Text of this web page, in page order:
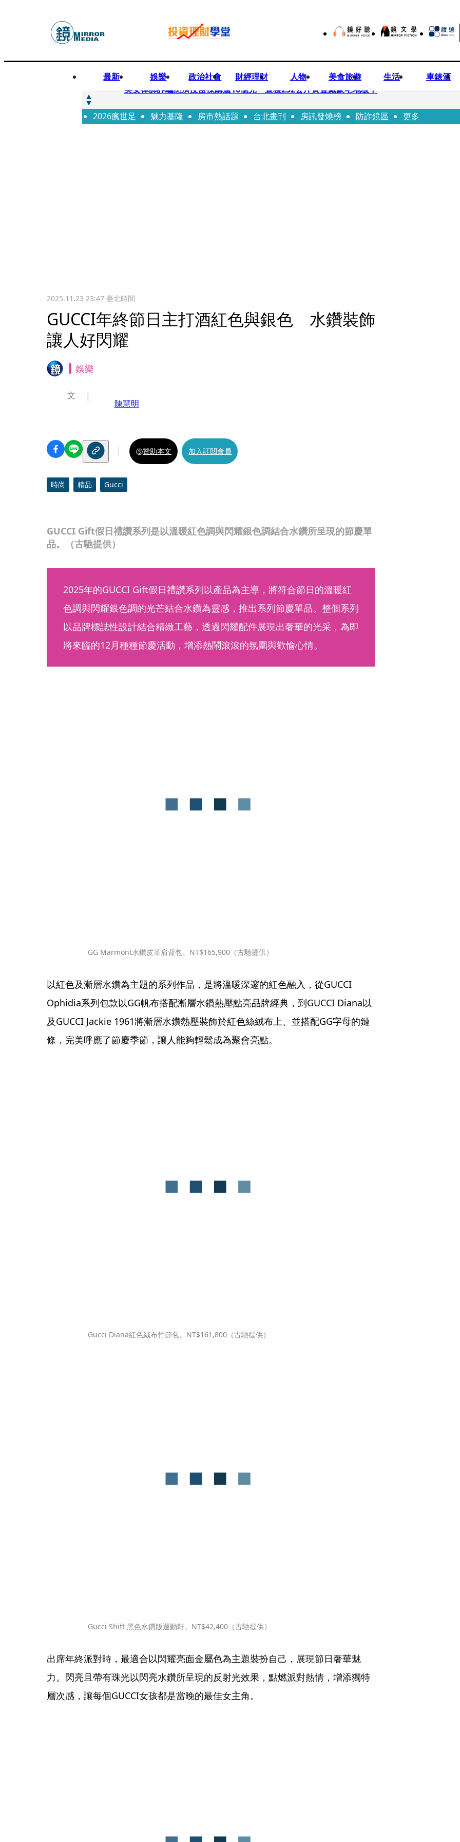
最新 娛樂 政治社會 財經理財 人物 美食旅遊 生活 車錶酒
快訊
美女律師詐騙慈濟疫苗採購逾10億元 查獲232公斤黃金藏豪宅地板下
快訊
才爆「皮克敏」爭議又來！柯文哲生日照撞《VOGUE》 陳智菡遭轟侵權急改圖
2026瘋世足 魅力基隆 房市熱話題 台北畫刊 房訊發燒榜 防詐鏡區 更多
2025.11.23 23:47臺北時間
GUCCI年終節日主打酒紅色與銀色 水鑽裝飾
讓人好閃耀
娛樂
GUCCI Gift假日禮讚系列是以溫暖紅色調與閃耀銀色調結合水鑽所呈現的節慶單
品。（古馳提供）
文
陳慧明
贊助本文 加入訂閱會員
時尚 精品 Gucci
2025年的GUCCI Gift假日禮讚系列以產品為主導，將符合節日的溫暖紅
色調與閃耀銀色調的光芒結合水鑽為靈感，推出系列節慶單品。整個系列
以品牌標誌性設計結合精緻工藝，透過閃耀配件展現出奢華的光采，為即
將來臨的12月種種節慶活動，增添熱鬧滾滾的氛圍與歡愉心情。
GG Marmont水鑽皮革肩背包。NT$165,900（古馳提供）
以紅色及漸層水鑽為主題的系列作品，是將溫暖深邃的紅色融入，從GUCCI
Ophidia系列包款以GG帆布搭配漸層水鑽熱壓點亮品牌經典，到GUCCI Diana以
及GUCCI Jackie 1961將漸層水鑽熱壓裝飾於紅色絲絨布上、並搭配GG字母的鏈
條，完美呼應了節慶季節，讓人能夠輕鬆成為聚會亮點。
Gucci Diana紅色絨布竹節包。NT$161,800（古馳提供）
Gucci Shift 黑色水鑽版運動鞋。NT$42,400（古馳提供）
出席年終派對時，最適合以閃耀亮面金屬色為主題裝扮自己，展現節日奢華魅
力。閃亮且帶有珠光以閃亮水鑽所呈現的反射光效果，點燃派對熱情，增添獨特
層次感，讓每個GUCCI女孩都是當晚的最佳女主角。